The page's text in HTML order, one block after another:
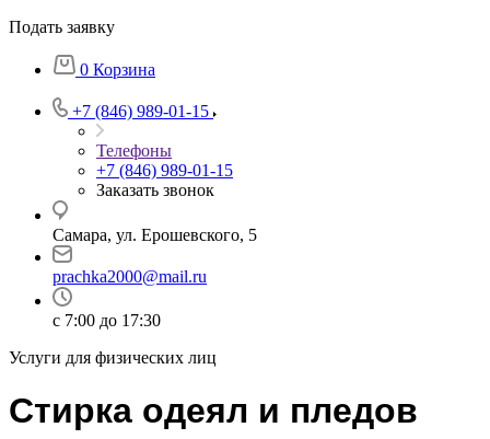
Подать заявку
0 Корзина
+7 (846) 989-01-15
Телефоны
+7 (846) 989-01-15
Заказать звонок
Самара, ул. Ерошевского, 5
prachka2000@mail.ru
с 7:00 до 17:30
Услуги для физических лиц
Cтирка одеял и пледов